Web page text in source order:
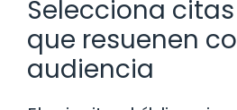
Selecciona
que resuenen
audiencia